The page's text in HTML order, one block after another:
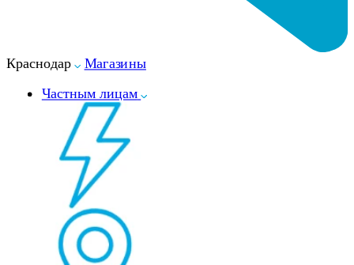
Краснодар
Магазины
Частным лицам